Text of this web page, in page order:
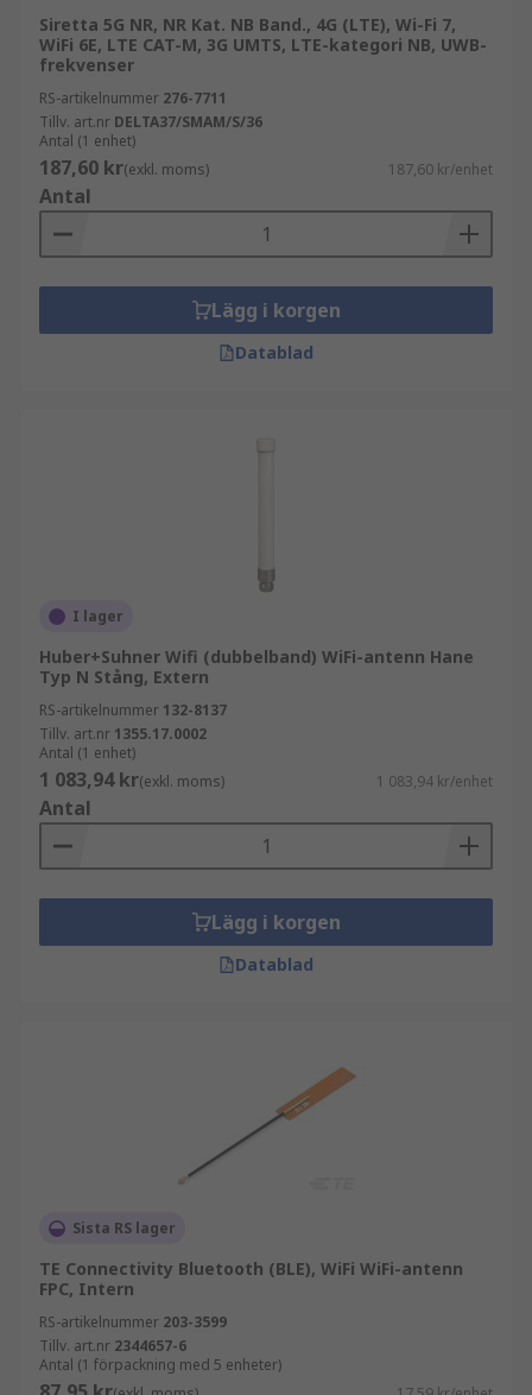
riktningar krävs. Antenner med denna
design har vanligtvis förstärkningsvärden
mellan 2,2 dBi och 14 dBi.
Riktade antenner ger ett starkare mönster i
en specifik riktning genom att fokusera RF-
vågen för att ge en större täckningsavstånd.
Siretta 5G NR, NR Kat. NB Band., 4G (LTE), Wi-Fi 7,
WiFi 6E, LTE CAT-M, 3G UMTS, LTE-kategori NB, UWB-
frekvenser
RS-artikelnummer 276-7711
Tillv. art.nr DELTA37/SMAM/S/36
Antal (1 enhet)
187,60 kr(exkl. moms) 187,60 kr/enhet
Antal
Lägg i korgen
Datablad
I lager
Huber+Suhner Wifi (dubbelband) WiFi-antenn Hane
Typ N Stång, Extern
RS-artikelnummer 132-8137
Tillv. art.nr 1355.17.0002
Antal (1 enhet)
1 083,94 kr(exkl. moms) 1 083,94 kr/enhet
Antal
Lägg i korgen
Datablad
Sista RS lager
TE Connectivity Bluetooth (BLE), WiFi WiFi-antenn
FPC, Intern
RS-artikelnummer 203-3599
Tillv. art.nr 2344657-6
Antal (1 förpackning med 5 enheter)